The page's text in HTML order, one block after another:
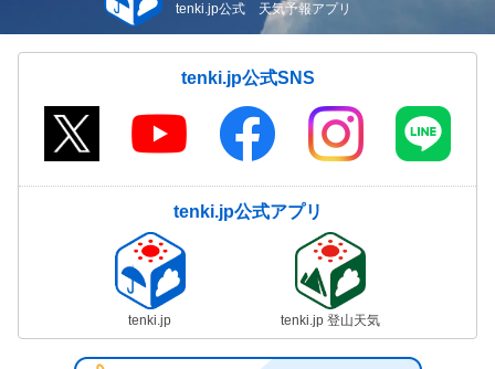
tenki.jp公式 天気予報アプリ
tenki.jp公式SNS
tenki.jp公式アプリ
tenki.jp tenki.jp 登山天気